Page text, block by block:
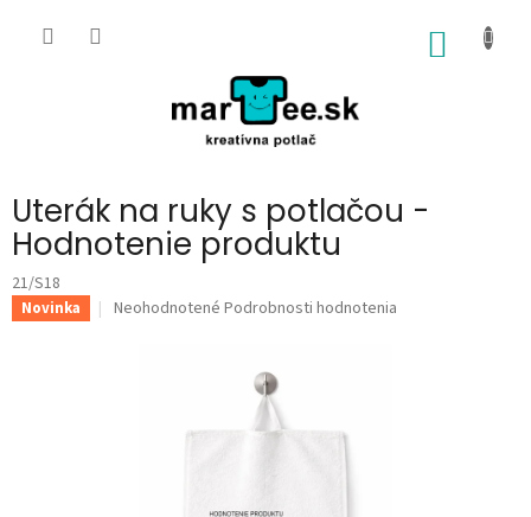
Uterák na ruky s potlačou -
Hodnotenie produktu
21/S18
Novinka
Priemerné
Neohodnotené Podrobnosti hodnotenia